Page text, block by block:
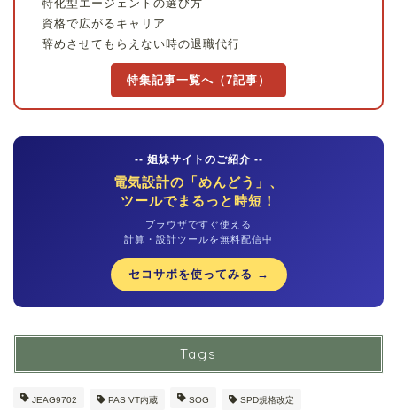
特化型エージェントの選び方
資格で広がるキャリア
辞めさせてもらえない時の退職代行
特集記事一覧へ（7記事）
-- 姐妹サイトのご紹介 --
電気設計の「めんどう」、
ツールでまるっと時短！
ブラウザですぐ使える
計算・設計ツールを無料配信中
セコサポを使ってみる →
Tags
JEAG9702 PAS VT内蔵 SOG SPD規格改定